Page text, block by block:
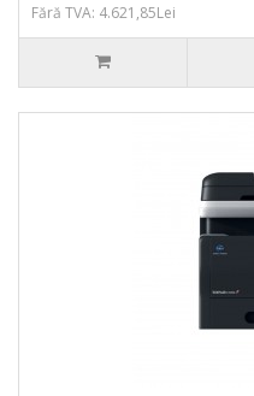
Fără TVA: 4.621,85Lei